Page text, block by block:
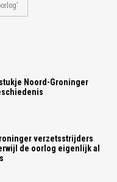
Noord-Groninger
verzetsstrijders
de oorlog eigenlijk al